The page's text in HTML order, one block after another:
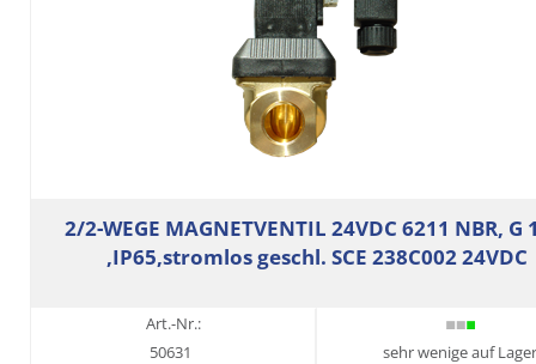
2/2-WEGE MAGNETVENTIL 24VDC 6211 NBR, G
,IP65,stromlos geschl. SCE 238C002 24VDC
Art.-Nr.:
50631
sehr wenige auf Lager